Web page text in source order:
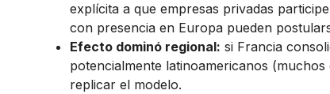
explícita a que empresas privadas
con presencia en Europa pueden
Efecto dominó regional: si Francia
potencialmente latinoamericanos
replicar el modelo.